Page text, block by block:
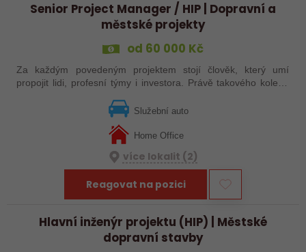
Senior Project Manager / HIP | Dopravní a
městské projekty
od 60 000 Kč
Za každým povedeným projektem stojí člověk, který umí
propojit lidi, profesní týmy i investora. Právě takového kolegu
dopravních staveb nebo… Služební auto
Home Office
více lokalit (2)
Reagovat na pozici
Hlavní inženýr projektu (HIP) | Městské
dopravní stavby